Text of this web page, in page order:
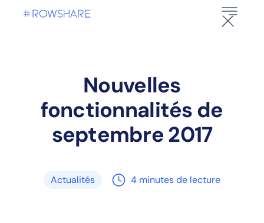
Nouvelles
fonctionnalités de
septembre 2017
Actualités 4 minutes de lecture